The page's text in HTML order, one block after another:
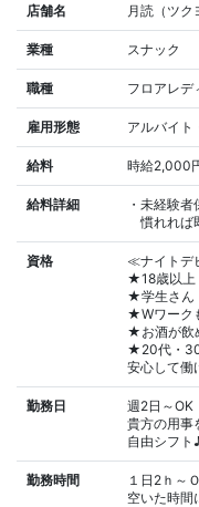
店舗名 月読（ツク
業種 スナック
職種 フロアレデ
雇用形態 アルバイト
給料 時給2,000
給料詳細
・未経験
慣れれば
資格
≪ナイトデ
★18歳以
★学生さん
★Wワーク
★お酒が飲
★20代・
安心して働
勤務日
週2日～OK
貴方の用事
自由シフト
勤務時間
１日2ｈ～
空いた時間